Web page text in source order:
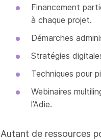
Financement
à chaque projet.
Démarches
Stratégies
Techniques pour
Webinaires
l’Adie.
Autant de ressources